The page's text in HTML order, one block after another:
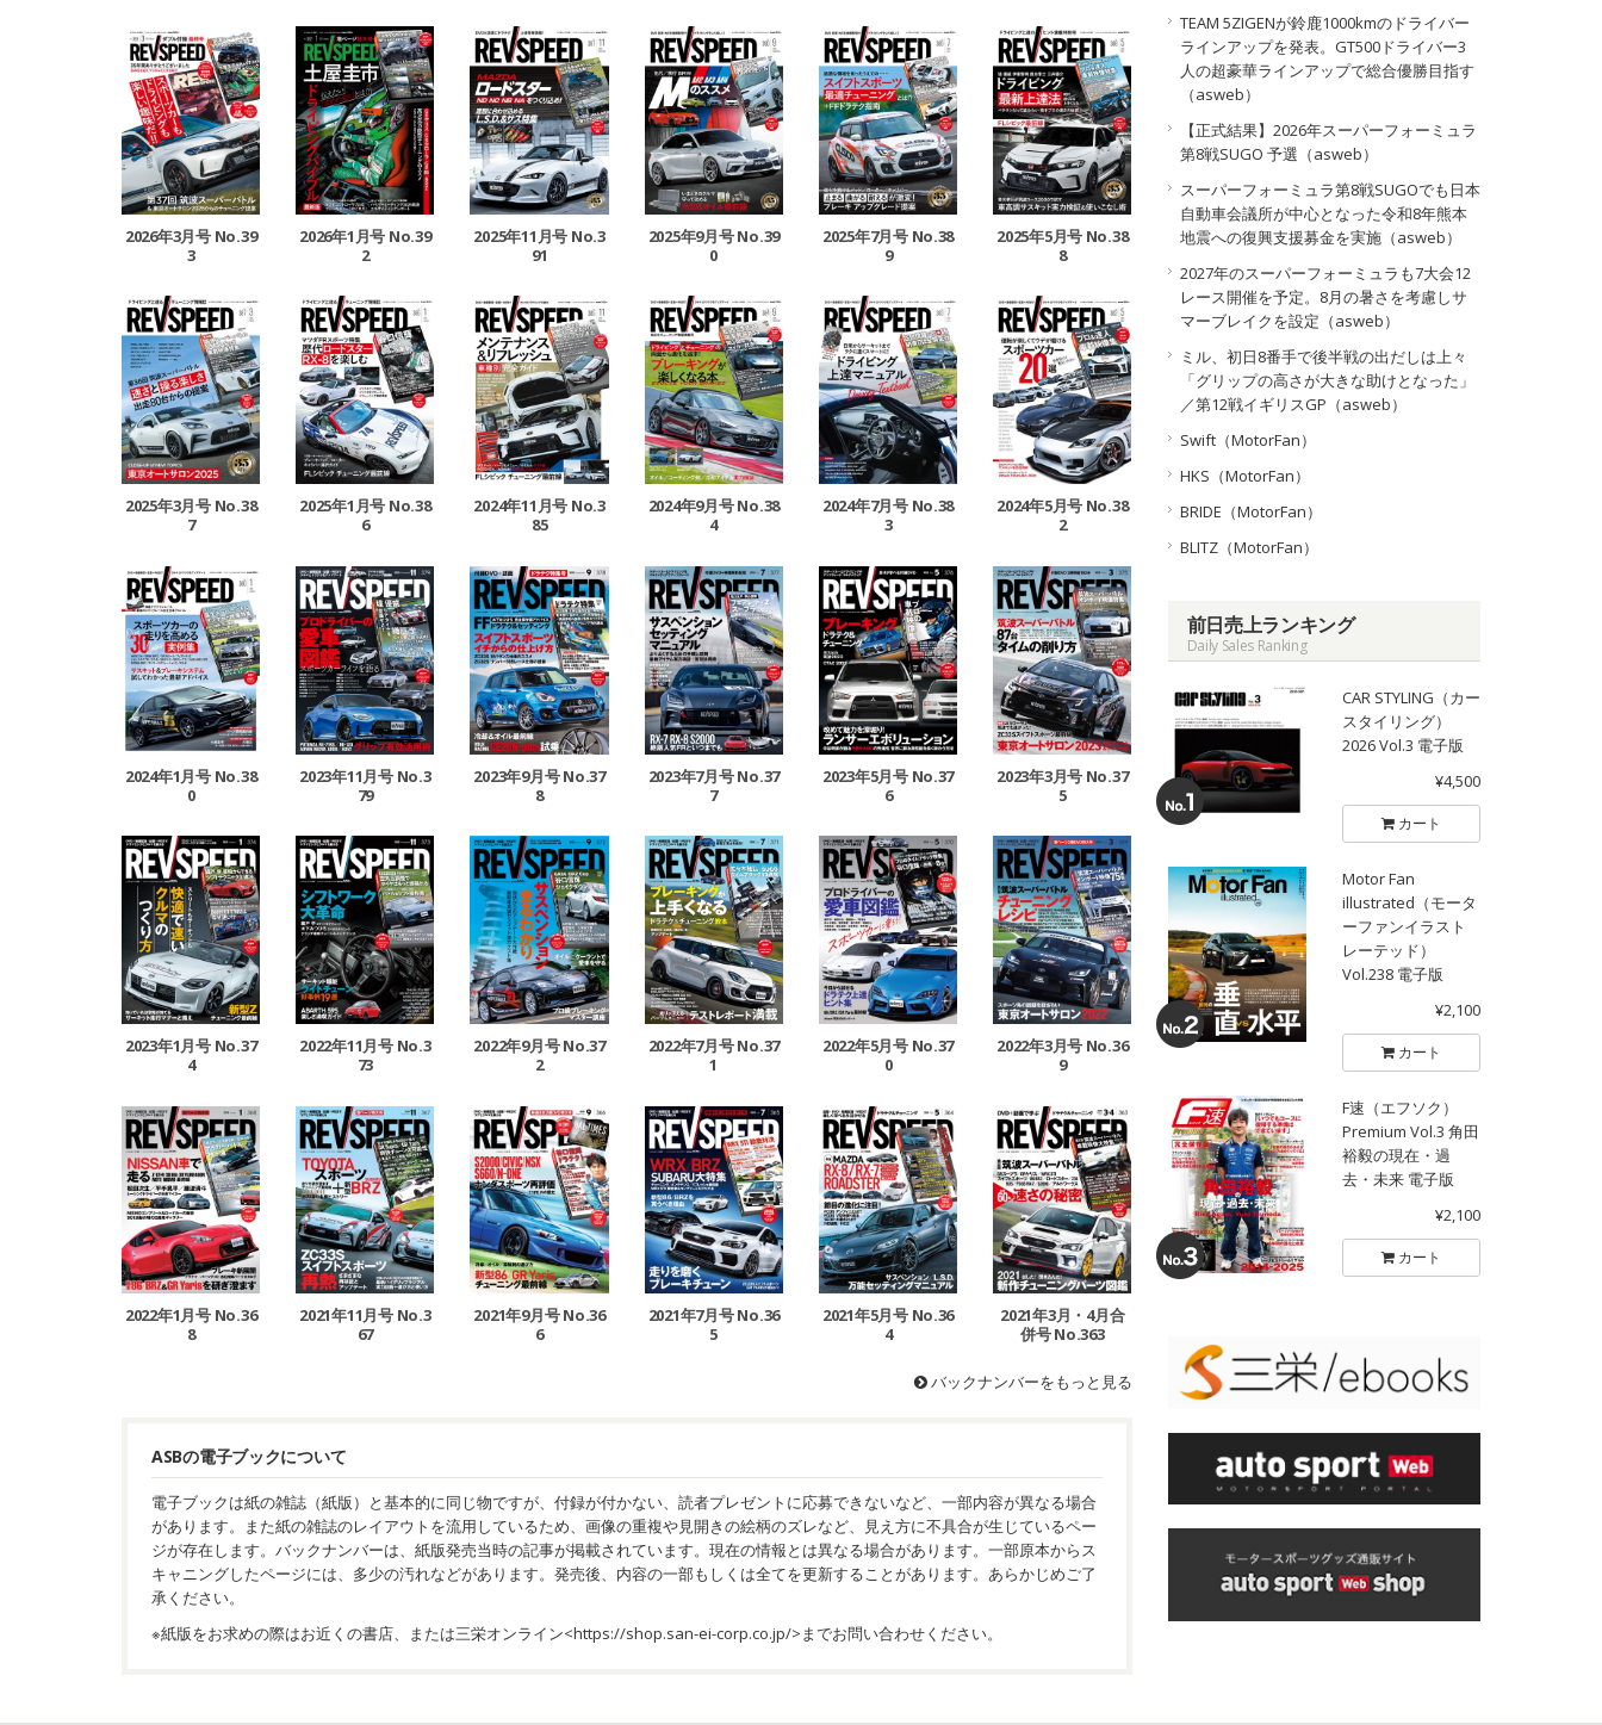
2026年3月号 No.39
3
2026年1月号 No.39
2
2025年11月号 No.3
91
2025年9月号 No.39
0
2025年7月号 No.38
9
2025年5月号 No.38
8
2025年3月号 No.38
7
2025年1月号 No.38
6
2024年11月号 No.3
85
2024年9月号 No.38
4
2024年7月号 No.38
3
2024年5月号 No.38
2
2024年1月号 No.38
0
2023年11月号 No.3
79
2023年9月号 No.37
8
2023年7月号 No.37
7
2023年5月号 No.37
6
2023年3月号 No.37
5
2023年1月号 No.37
4
2022年11月号 No.3
73
2022年9月号 No.37
2
2022年7月号 No.37
1
2022年5月号 No.37
0
2022年3月号 No.36
9
2022年1月号 No.36
8
2021年11月号 No.3
67
2021年9月号 No.36
6
2021年7月号 No.36
5
2021年5月号 No.36
4
2021年3月・4月合
併号 No.363
バックナンバーをもっと見る
ASBの電子ブックについて
電子ブックは紙の雑誌（紙版）と基本的に同じ物ですが、付録が付かない、読者プレゼントに応募できないなど、一部内容が異なる場合
があります。また紙の雑誌のレイアウトを流用しているため、画像の重複や見開きの絵柄のズレなど、見え方に不具合が生じているペー
ジが存在します。バックナンバーは、紙版発売当時の記事が掲載されています。現在の情報とは異なる場合があります。一部原本からス
キャニングしたページには、多少の汚れなどがあります。発売後、内容の一部もしくは全てを更新することがあります。あらかじめご了
承ください。
※紙版をお求めの際はお近くの書店、または三栄オンライン<https://shop.san-ei-corp.co.jp/>までお問い合わせください。
TEAM 5ZIGENが鈴鹿1000kmのドライバー
ラインアップを発表。GT500ドライバー3
人の超豪華ラインアップで総合優勝目指す
（asweb）
【正式結果】2026年スーパーフォーミュラ
第8戦SUGO 予選（asweb）
スーパーフォーミュラ第8戦SUGOでも日本
自動車会議所が中心となった令和8年熊本
地震への復興支援募金を実施（asweb）
2027年のスーパーフォーミュラも7大会12
レース開催を予定。8月の暑さを考慮しサ
マーブレイクを設定（asweb）
ミル、初日8番手で後半戦の出だしは上々
「グリップの高さが大きな助けとなった」
／第12戦イギリスGP（asweb）
Swift（MotorFan）
HKS（MotorFan）
BRIDE（MotorFan）
BLITZ（MotorFan）
前日売上ランキング
Daily Sales Ranking
CAR STYLING（カー
スタイリング）
2026 Vol.3 電子版
¥4,500
カート
Motor Fan
illustrated（モータ
ーファンイラスト
レーテッド）
Vol.238 電子版
¥2,100
カート
F速（エフソク）
Premium Vol.3 角田
裕毅の現在・過
去・未来 電子版
¥2,100
カート